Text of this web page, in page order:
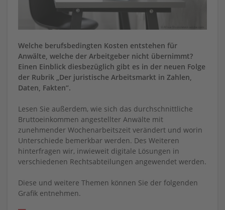
Welche berufsbedingten Kosten entstehen für
Anwälte, welche der Arbeitgeber nicht übernimmt?
Einen Einblick diesbezüglich gibt es in der neuen Folge
der Rubrik „Der juristische Arbeitsmarkt in Zahlen,
Daten, Fakten“.
Lesen Sie außerdem, wie sich das durchschnittliche
Bruttoeinkommen angestellter Anwälte mit
zunehmender Wochenarbeitszeit verändert und worin
Unterschiede bemerkbar werden. Des Weiteren
hinterfragen wir, inwieweit digitale Lösungen in
verschiedenen Rechtsabteilungen angewendet werden.
Diese und weitere Themen können Sie der folgenden
Grafik entnehmen.